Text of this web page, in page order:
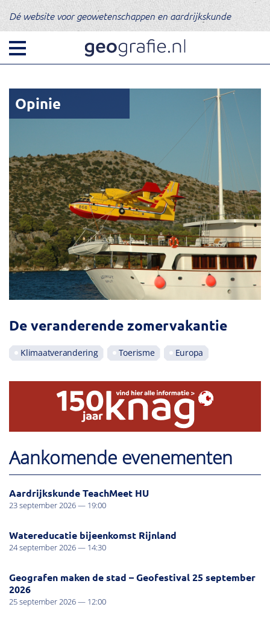
Dé website voor geowetenschappen en aardrijkskunde
Opinie
De veranderende zomervakantie
Klimaatverandering Toerisme Europa
Aankomende evenementen
Aardrijkskunde TeachMeet HU
23 september 2026 — 19:00
Watereducatie bijeenkomst Rijnland
24 september 2026 — 14:30
Geografen maken de stad – Geofestival 25 september
2026
25 september 2026 — 12:00